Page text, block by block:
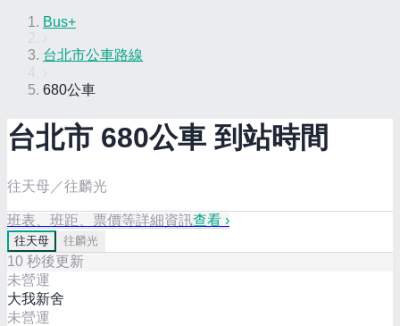
Bus+
台北市公車路線
680公車
台北市 680公車 到站時間
往天母／往麟光
班表、班距、票價等詳細資訊查看 ›
往天母 往 麟光
10 秒後更新
未營運
大我新舍
未營運